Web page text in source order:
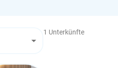
1 Unterkünfte